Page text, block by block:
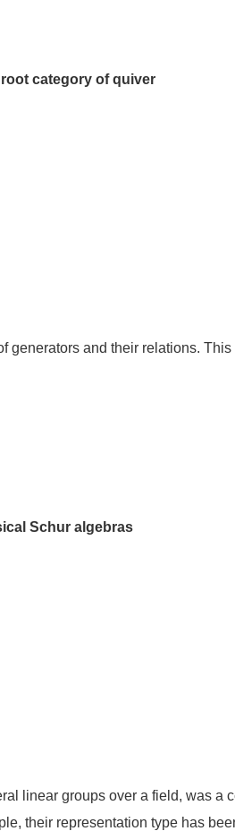
category of quiver
generators and their relations.
Schur algebras
linear groups over a field, was a
their representation type has